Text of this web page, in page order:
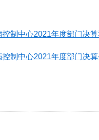
制中心2021年度部门决
控制中心2021年度部门决